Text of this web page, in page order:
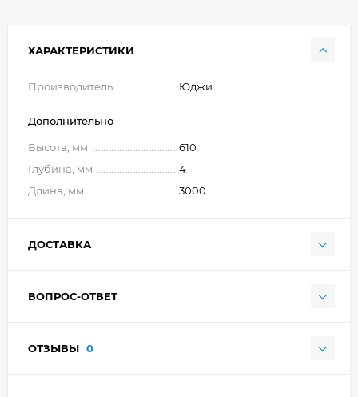
ХАРАКТЕРИСТИКИ
Производитель Юджи
Дополнительно
Высота, мм
610
Глубина, мм
4
Длина, мм
3000
ДОСТАВКА
ВОПРОС-ОТВЕТ
ОТЗЫВЫ 0